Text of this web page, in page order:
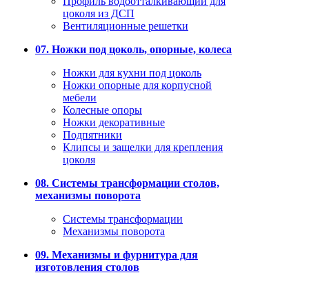
цоколя из ДСП
Вентиляционные решетки
07. Ножки под цоколь, опорные, колеса
Ножки для кухни под цоколь
Ножки опорные для корпусной
мебели
Колесные опоры
Ножки декоративные
Подпятники
Клипсы и защелки для крепления
цоколя
08. Системы трансформации столов,
механизмы поворота
Системы трансформации
Механизмы поворота
09. Механизмы и фурнитура для
изготовления столов